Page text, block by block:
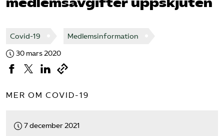
Sök på tagforetagen.se
Covid-19 Medlemsinformation
30 mars 2020
MER OM COVID-19
7 december 2021